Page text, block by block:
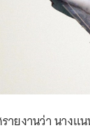
ายงานว่า นางแ